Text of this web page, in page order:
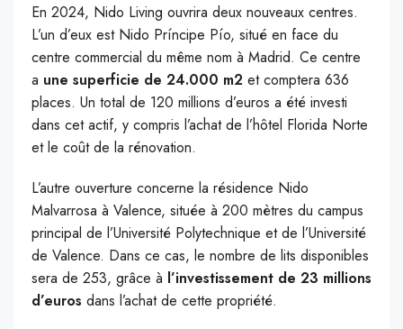
En 2024, Nido Living ouvrira deux nouveaux centres.
L’un d’eux est Nido Príncipe Pío, situé en face du
centre commercial du même nom à Madrid. Ce centre
a une superficie de 24.000 m2 et comptera 636
places. Un total de 120 millions d’euros a été investi
dans cet actif, y compris l’achat de l’hôtel Florida Norte
et le coût de la rénovation.
L’autre ouverture concerne la résidence Nido
Malvarrosa à Valence, située à 200 mètres du campus
principal de l’Université Polytechnique et de l’Université
de Valence. Dans ce cas, le nombre de lits disponibles
sera de 253, grâce à l’investissement de 23 millions
d’euros dans l’achat de cette propriété.